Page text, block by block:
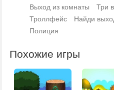
Выход из комнаты
Три
Троллфейс
Найди
Полиция
Похожие игры